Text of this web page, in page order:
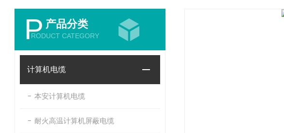
P 产品分类
RODUCT CATEGORY
计算机电缆
本安计算机电缆
耐火高温计算机屏蔽电缆